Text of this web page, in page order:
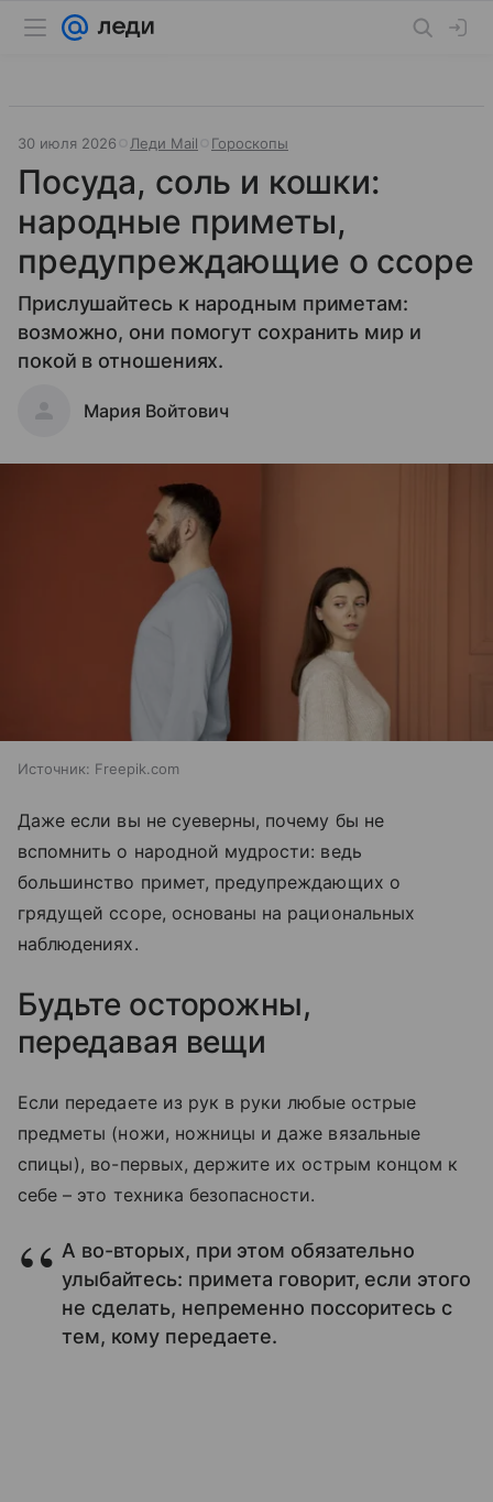
30 июля 2026 Леди Mail Гороскопы
Посуда, соль и кошки:
народные приметы,
предупреждающие о ссоре
Прислушайтесь к народным приметам:
возможно, они помогут сохранить мир и
покой в отношениях.
Мария Войтович
Источник: Freepik.com
Даже если вы не суеверны, почему бы не
вспомнить о народной мудрости: ведь
большинство примет, предупреждающих о
грядущей ссоре, основаны на рациональных
наблюдениях.
Будьте осторожны,
передавая вещи
Если передаете из рук в руки любые острые
предметы (ножи, ножницы и даже вязальные
спицы), во-первых, держите их острым концом к
себе – это техника безопасности.
А во-вторых, при этом обязательно
улыбайтесь: примета говорит, если этого
не сделать, непременно поссоритесь с
тем, кому передаете.